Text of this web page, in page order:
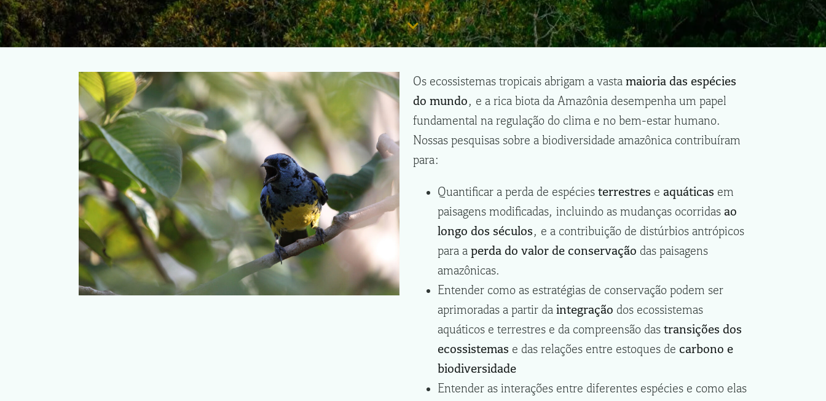
Os ecossistemas tropicais abrigam a vasta maioria das espécies
do mundo, e a rica biota da Amazônia desempenha um papel
fundamental na regulação do clima e no bem-estar humano.
Nossas pesquisas sobre a biodiversidade amazônica contribuíram
para:
Quantificar a perda de espécies terrestres e aquáticas em
paisagens modificadas, incluindo as mudanças ocorridas ao
longo dos séculos, e a contribuição de distúrbios antrópicos
para a perda do valor de conservação das paisagens
amazônicas.
Entender como as estratégias de conservação podem ser
aprimoradas a partir da integração dos ecossistemas
aquáticos e terrestres e da compreensão das transições dos
ecossistemas e das relações entre estoques de carbono e
biodiversidade
Entender as interações entre diferentes espécies e como elas